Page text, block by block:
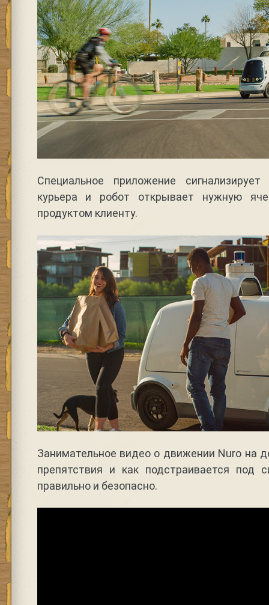
Специальное приложение
курьера и робот открывает нужную
продуктом клиенту.
Занимательное видео о движении Nuro на
препятствия и как подстраивается под
правильно и безопасно.